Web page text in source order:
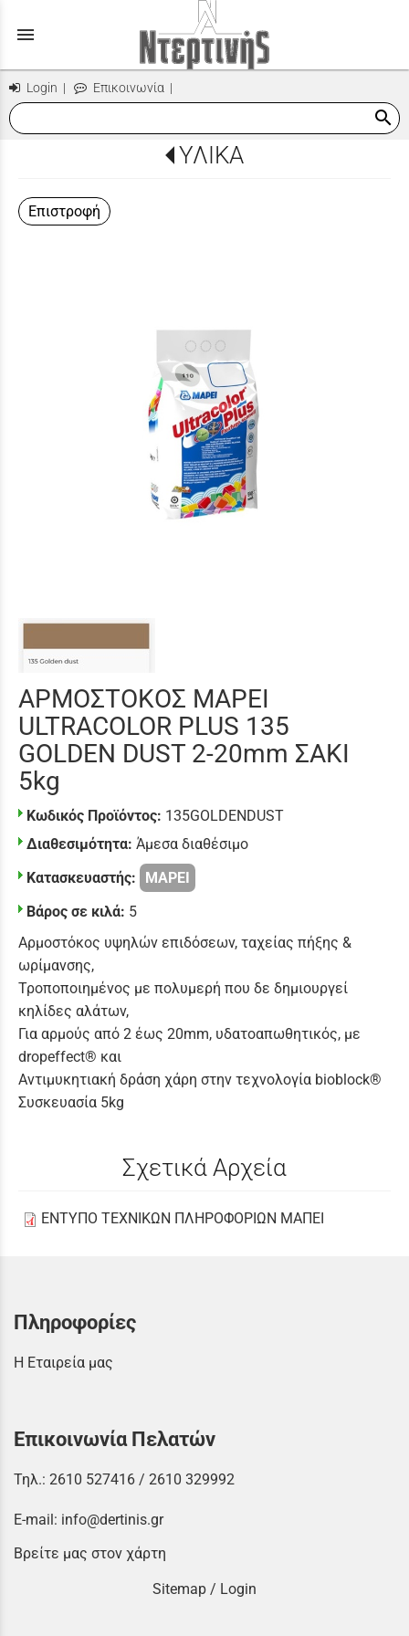
menu
Login | Επικοινωνία |
search
ΥΛΙΚΑ
Επιστροφή
ΑΡΜΟΣΤΟΚΟΣ MAPEI
ULTRACOLOR PLUS 135
GOLDEN DUST 2-20mm ΣΑΚΙ
5kg
Κωδικός Προϊόντος: 135GOLDENDUST
Διαθεσιμότητα: Άμεσα διαθέσιμο
Κατασκευαστής:
MAPEI
Βάρος σε κιλά: 5
Αρμοστόκος υψηλών επιδόσεων, ταχείας πήξης &
ωρίμανσης,
Τροποποιημένος με πολυμερή που δε δημιουργεί
κηλίδες αλάτων,
Για αρμούς από 2 έως 20mm, υδατοαπωθητικός, με
dropeffect® και
Αντιμυκητιακή δράση χάρη στην τεχνολογία bioblock®
Συσκευασία 5kg
Σχετικά Αρχεία
ΕΝΤΥΠΟ ΤΕΧΝΙΚΩΝ ΠΛΗΡΟΦΟΡΙΩΝ ΜΑΠΕΙ
Πληροφορίες
Η Εταιρεία μας
Επικοινωνία Πελατών
Τηλ.: 2610 527416 / 2610 329992
E-mail: info@dertinis.gr
Βρείτε μας στον χάρτη
Sitemap / Login